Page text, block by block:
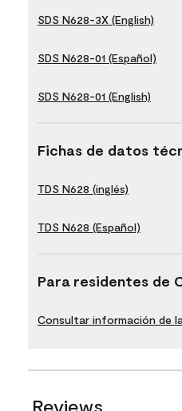
SDS N628-3X (English)
SDS N628-01 (Español)
SDS N628-01 (English)
Fichas de datos
TDS N628 (inglés)
TDS N628 (Español)
Para residentes de
Consultar información de
Reviews